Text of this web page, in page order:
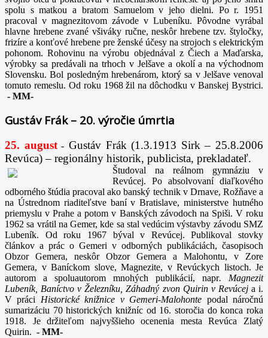
spolu s matkou a bratom Samuelom v jeho dielni. Po r. 1951
pracoval v magnezitovom závode v Lubeníku. Pôvodne vyrábal
hlavne hrebene zvané všiváky ručne, neskôr hrebene tzv. štyločky,
frizíre a konťové hrebene pre ženské účesy na strojoch s elektrickým
pohonom. Rohovinu na výrobu objednával z Čiech a Maďarska,
výrobky sa predávali na trhoch v Jelšave a okolí a na východnom
Slovensku. Bol posledným hrebenárom, ktorý sa v Jelšave venoval
tomuto remeslu. Od roku 1968 žil na dôchodku v Banskej Bystrici.
- MM-
Gustáv Frák – 20. výročie úmrtia
25. august- Gustáv Frák (1.3.1913 Sirk – 25.8.2006
Revúca) – regionálny historik, publicista, prekladateľ.
Študoval na reálnom gymnáziu v
Revúcej. Po absolvovaní diaľkového
odborného štúdia pracoval ako banský technik v Drnave, Rožňave a
na Ústrednom riaditeľstve baní v Bratislave, ministerstve hutného
priemyslu v Prahe a potom v Banských závodoch na Spiši. V roku
1962 sa vrátil na Gemer, kde sa stal vedúcim výstavby závodu SMZ
Lubeník. Od roku 1967 býval v Revúcej. Publikoval stovky
článkov a prác o Gemeri v odborných publikáciách, časopisoch
Obzor Gemera, neskôr Obzor Gemera a Malohontu, v Zore
Gemera, v Baníckom slove, Magnezite, v Revúckych listoch. Je
autorom a spoluautorom mnohých publikácií, napr. Magnezit
Lubeník, Baníctvo v Železníku, Záhadný zvon Quirin v Revúcej a i.
V práci Historické knižnice v Gemeri-Malohonte podal náročnú
sumarizáciu 70 historických knižníc od 16. storočia do konca roka
1918. Je držiteľom najvyššieho ocenenia mesta Revúca Zlatý
Quirin. - MM-